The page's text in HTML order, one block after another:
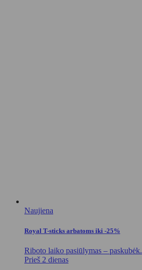
Naujiena
Royal T-sticks arbatoms iki -25%
Riboto laiko pasiūlymas – paskubėk.
Prieš 2 dienas